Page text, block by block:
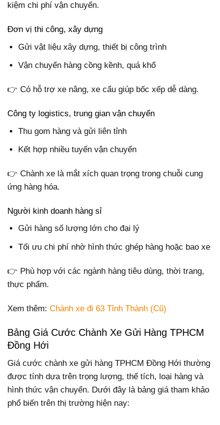
kiệm chi phí vận chuyển.
Đơn vị thi công, xây dựng
Gửi vật liệu xây dựng, thiết bị công trình
Vận chuyển hàng cồng kềnh, quá khổ
👉 Có hỗ trợ xe nâng, xe cẩu giúp bốc xếp dễ dàng.
Công ty logistics, trung gian vận chuyển
Thu gom hàng và gửi liên tỉnh
Kết hợp nhiều tuyến vận chuyển
👉 Chành xe là mắt xích quan trọng trong chuỗi cung
ứng hàng hóa.
Người kinh doanh hàng sỉ
Gửi hàng số lượng lớn cho đại lý
Tối ưu chi phí nhờ hình thức ghép hàng hoặc bao xe
👉 Phù hợp với các ngành hàng tiêu dùng, thời trang,
thực phẩm.
Xem thêm: Chành xe đi 63 Tỉnh Thành (Cũ)
Bảng Giá Cước Chành Xe Gửi Hàng TPHCM
Đồng Hới
Giá cước chành xe gửi hàng TPHCM Đồng Hới thường
được tính dựa trên trọng lượng, thể tích, loại hàng và
hình thức vận chuyển. Dưới đây là bảng giá tham khảo
phổ biến trên thị trường hiện nay: